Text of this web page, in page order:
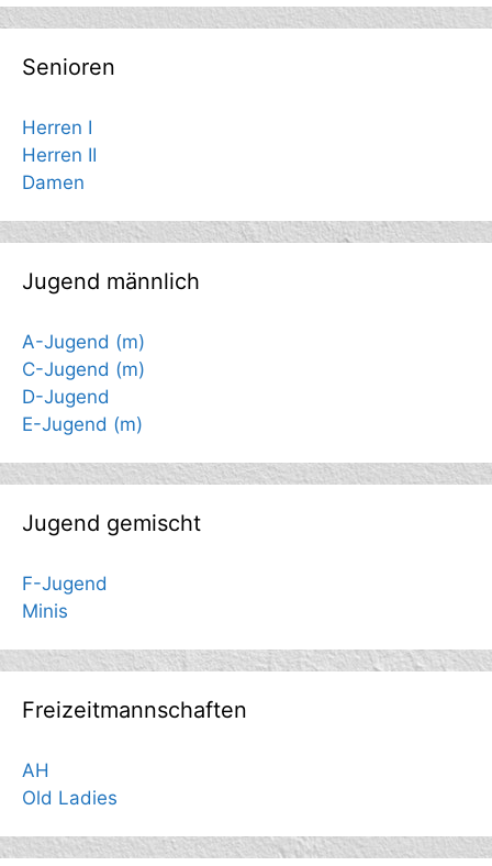
Senioren
Herren I
Herren II
Damen
Jugend männlich
A-Jugend (m)
C-Jugend (m)
D-Jugend
E-Jugend (m)
Jugend gemischt
F-Jugend
Minis
Freizeitmannschaften
AH
Old Ladies